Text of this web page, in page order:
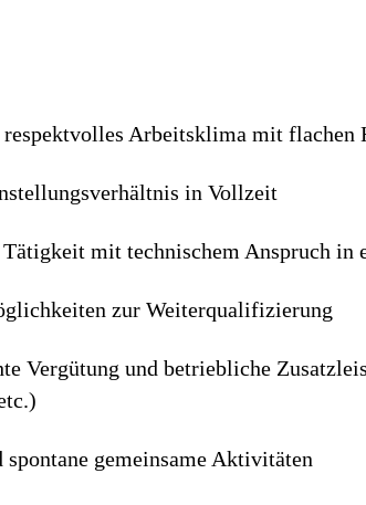
Arbeitsklima mit flachen
in Vollzeit
mit technischem Anspruch in
zur Weiterqualifizierung
Vergütung und betriebliche
spontane gemeinsame Aktivitäten